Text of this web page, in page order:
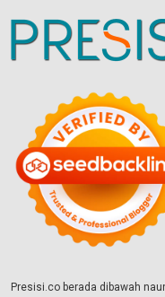
Presisi.co berada dibawah